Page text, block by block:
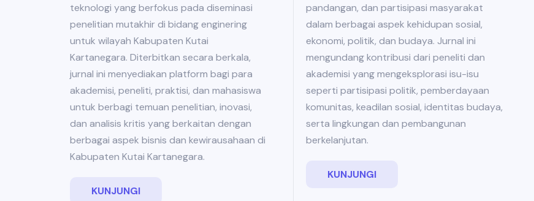
teknologi yang berfokus pada diseminasi
penelitian mutakhir di bidang enginering
untuk wilayah Kabupaten Kutai
Kartanegara. Diterbitkan secara berkala,
jurnal ini menyediakan platform bagi para
akademisi, peneliti, praktisi, dan mahasiswa
untuk berbagi temuan penelitian, inovasi,
dan analisis kritis yang berkaitan dengan
berbagai aspek bisnis dan kewirausahaan di
Kabupaten Kutai Kartanegara.
KUNJUNGI
pandangan, dan partisipasi masyarakat
dalam berbagai aspek kehidupan sosial,
ekonomi, politik, dan budaya. Jurnal ini
mengundang kontribusi dari peneliti dan
akademisi yang mengeksplorasi isu-isu
seperti partisipasi politik, pemberdayaan
komunitas, keadilan sosial, identitas budaya,
serta lingkungan dan pembangunan
berkelanjutan.
KUNJUNGI